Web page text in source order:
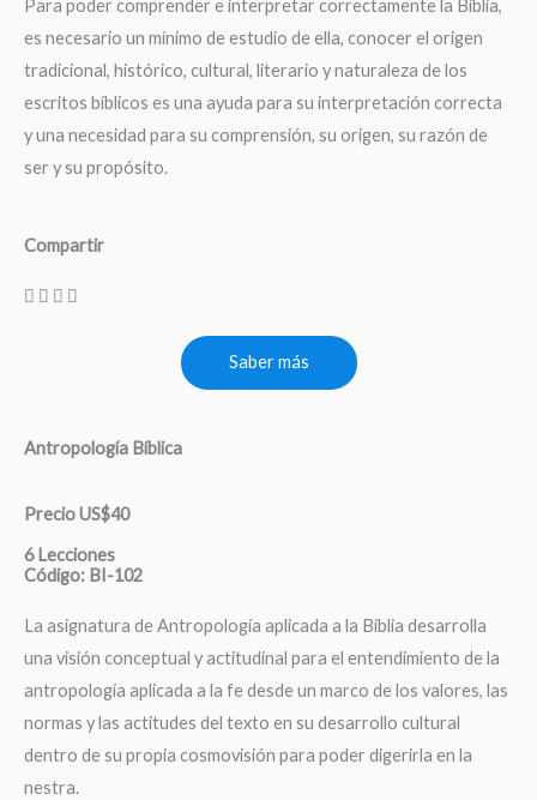
Para poder comprender e interpretar correctamente la Biblia,
es necesario un mínimo de estudio de ella, conocer el origen
tradicional, histórico, cultural, literario y naturaleza de los
escritos bíblicos es una ayuda para su interpretación correcta
y una necesidad para su comprensión, su origen, su razón de
ser y su propósito.
Compartir
Saber más
Antropología Bíblica
Precio US$40
6 Lecciones
Código: BI-102
La asignatura de Antropología aplicada a la Biblia desarrolla
una visión conceptual y actitudinal para el entendimiento de la
antropología aplicada a la fe desde un marco de los valores, las
normas y las actitudes del texto en su desarrollo cultural
dentro de su propia cosmovisión para poder digerirla en la
nestra.